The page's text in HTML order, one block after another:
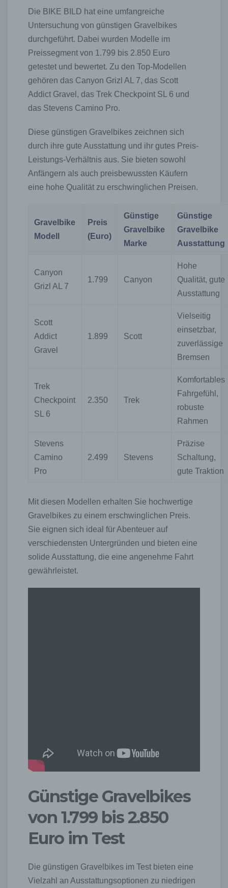
Die BIKE BILD hat eine umfangreiche
Untersuchung von günstigen Gravelbikes
durchgeführt. Dabei wurden Modelle im
Preissegment von 1.799 bis 2.850 Euro
getestet und bewertet. Zu den Top-Modellen
gehören das Canyon Grizl AL 7, das Scott
Addict Gravel, das Trek Checkpoint SL 6 und
das Stevens Camino Pro.
Diese günstigen Gravelbikes zeichnen sich
durch ihre gute Ausstattung und ihr gutes Preis-
Leistungs-Verhältnis aus. Sie bieten sowohl
Anfängern als auch preisbewussten Käufern
eine hohe Qualität zu erschwinglichen Preisen.
Gravelbike
Modell
Preis
(Euro)
Günstige
Gravelbike
Marke
Günstige
Gravelbike
Ausstattung
Canyon
Grizl AL 7
1.799 Canyon
Hohe
Qualität, gute
Ausstattung
Scott
Addict
Gravel
1.899 Scott
Vielseitig
einsetzbar,
zuverlässige
Bremsen
Trek
Checkpoint
SL 6
2.350 Trek
Komfortables
Fahrgefühl,
robuste
Rahmen
Stevens
Camino
Pro
2.499 Stevens
Präzise
Schaltung,
gute Traktion
Mit diesen Modellen erhalten Sie hochwertige
Gravelbikes zu einem erschwinglichen Preis.
Sie eignen sich ideal für Abenteuer auf
verschiedensten Untergründen und bieten eine
solide Ausstattung, die eine angenehme Fahrt
gewährleistet.
Günstige Gravelbikes
von 1.799 bis 2.850
Euro im Test
Die günstigen Gravelbikes im Test bieten eine
Vielzahl an Ausstattungsoptionen zu niedrigen